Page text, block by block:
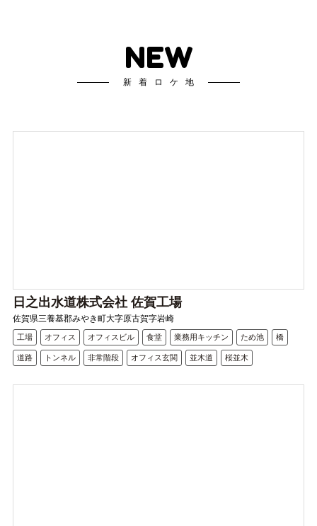
NEW
新着ロケ地
日之出水道株式会社 佐賀工場
佐賀県三養基郡みやき町大字原古賀字岩崎
工場 オフィス オフィスビル 食堂 業務用キッチン ため池 橋
道路 トンネル 非常階段 オフィス玄関 並木道 桜並木